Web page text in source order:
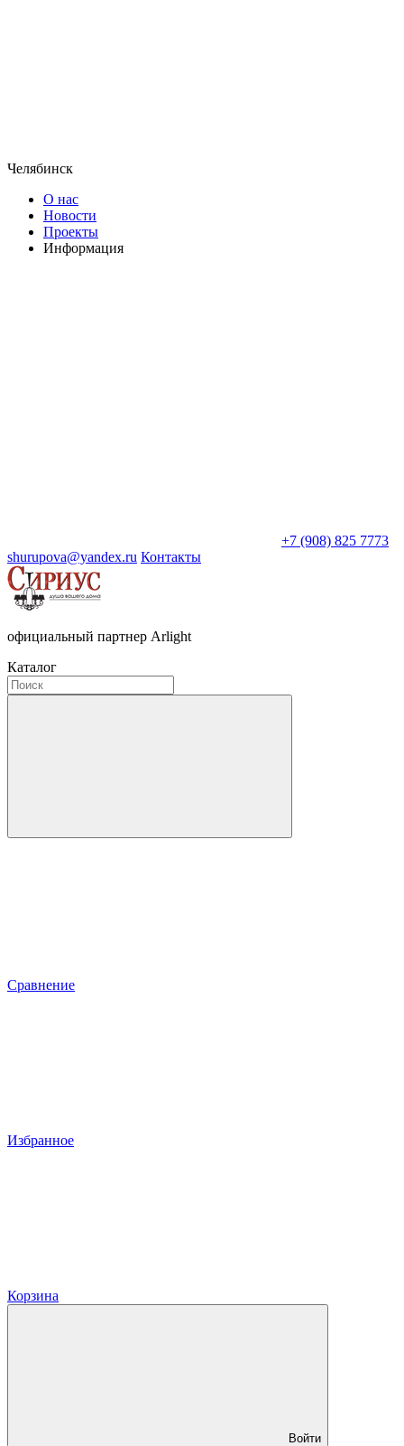
Челябинск
О нас
Новости
Проекты
Информация
+7 (908) 825 7773
shurupova@yandex.ru Контакты
официальный партнер Arlight
Каталог
Сравнение
Избранное
Корзина
Войти